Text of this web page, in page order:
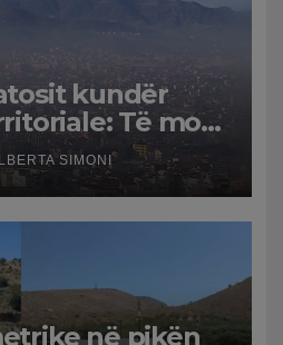
kundër
Të mos
e
SIMONI
në pikën